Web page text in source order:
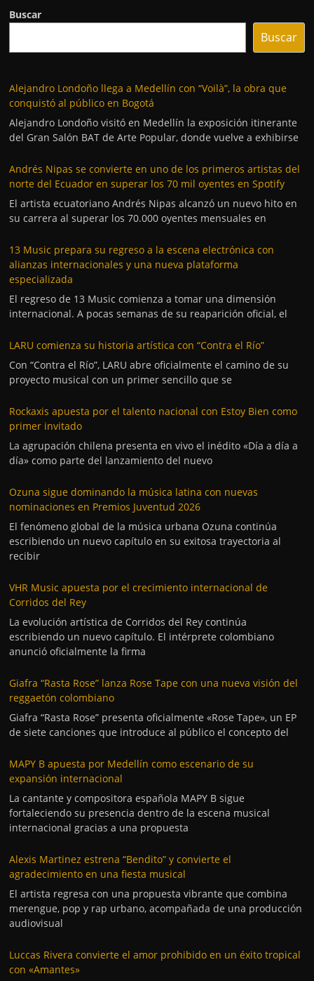
Buscar
Buscar
Alejandro Londoño llega a Medellín con “Voilà”, la obra que
conquistó al público en Bogotá
Alejandro Londoño visitó en Medellín la exposición itinerante
del Gran Salón BAT de Arte Popular, donde vuelve a exhibirse
Andrés Nipas se convierte en uno de los primeros artistas del
norte del Ecuador en superar los 70 mil oyentes en Spotify
El artista ecuatoriano Andrés Nipas alcanzó un nuevo hito en
su carrera al superar los 70.000 oyentes mensuales en
13 Music prepara su regreso a la escena electrónica con
alianzas internacionales y una nueva plataforma
especializada
El regreso de 13 Music comienza a tomar una dimensión
internacional. A pocas semanas de su reaparición oficial, el
LARU comienza su historia artística con “Contra el Río”
Con “Contra el Río”, LARU abre oficialmente el camino de su
proyecto musical con un primer sencillo que se
Rockaxis apuesta por el talento nacional con Estoy Bien como
primer invitado
La agrupación chilena presenta en vivo el inédito «Día a día a
día» como parte del lanzamiento del nuevo
Ozuna sigue dominando la música latina con nuevas
nominaciones en Premios Juventud 2026
El fenómeno global de la música urbana Ozuna continúa
escribiendo un nuevo capítulo en su exitosa trayectoria al
recibir
VHR Music apuesta por el crecimiento internacional de
Corridos del Rey
La evolución artística de Corridos del Rey continúa
escribiendo un nuevo capítulo. El intérprete colombiano
anunció oficialmente la firma
Giafra “Rasta Rose” lanza Rose Tape con una nueva visión del
reggaetón colombiano
Giafra “Rasta Rose” presenta oficialmente «Rose Tape», un EP
de siete canciones que introduce al público el concepto del
MAPY B apuesta por Medellín como escenario de su
expansión internacional
La cantante y compositora española MAPY B sigue
fortaleciendo su presencia dentro de la escena musical
internacional gracias a una propuesta
Alexis Martinez estrena “Bendito” y convierte el
agradecimiento en una fiesta musical
El artista regresa con una propuesta vibrante que combina
merengue, pop y rap urbano, acompañada de una producción
audiovisual
Luccas Rivera convierte el amor prohibido en un éxito tropical
con «Amantes»